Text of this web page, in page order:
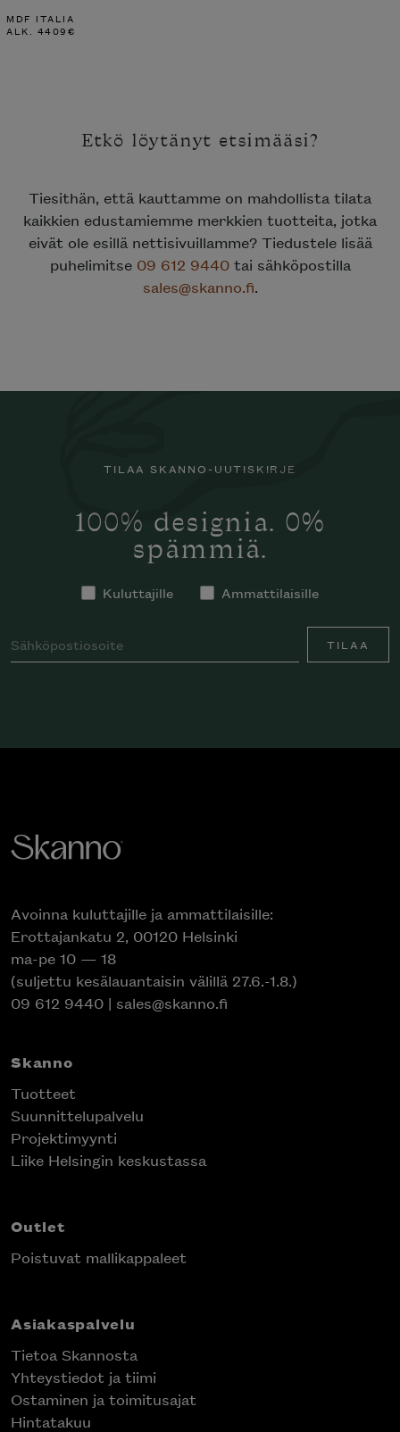
MDF ITALIA
ALK. 4409€
Etkö löytänyt etsimääsi?
Tiesithän, että kauttamme on mahdollista tilata
kaikkien edustamiemme merkkien tuotteita, jotka
eivät ole esillä nettisivuillamme? Tiedustele lisää
puhelimitse 09 612 9440tai sähköpostilla
sales@skanno.fi.
TILAA SKANNO-UUTISKIRJE
100% designia. 0%
spämmiä.
Kuluttajille Ammattilaisille
TILAA
Avoinna kuluttajille ja ammattilaisille:
Erottajankatu 2, 00120 Helsinki
ma-pe 10 — 18
(suljettu kesälauantaisin välillä 27.6.-1.8.)
09 612 9440 | sales@skanno.fi
Skanno
Tuotteet
Suunnittelupalvelu
Projektimyynti
Liike Helsingin keskustassa
Outlet
Poistuvat mallikappaleet
Asiakaspalvelu
Tietoa Skannosta
Yhteystiedot ja tiimi
Ostaminen ja toimitusajat
Hintatakuu